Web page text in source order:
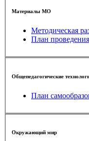
Материалы МО
Методическая
План
Общепедагогические
План
Окружающий мир